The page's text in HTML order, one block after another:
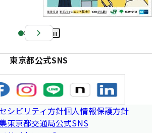
Pa
e
東京都公式SNS
シビリティ方針個人情報保護方針
東京都交通局公式SNS